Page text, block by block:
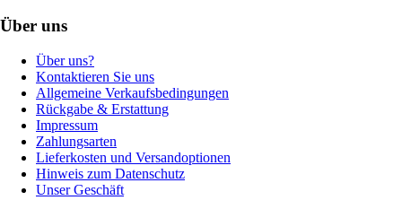
Über uns
Über uns?
Kontaktieren Sie uns
Allgemeine Verkaufsbedingungen
Rückgabe & Erstattung
Impressum
Zahlungsarten
Lieferkosten und Versandoptionen
Hinweis zum Datenschutz
Unser Geschäft